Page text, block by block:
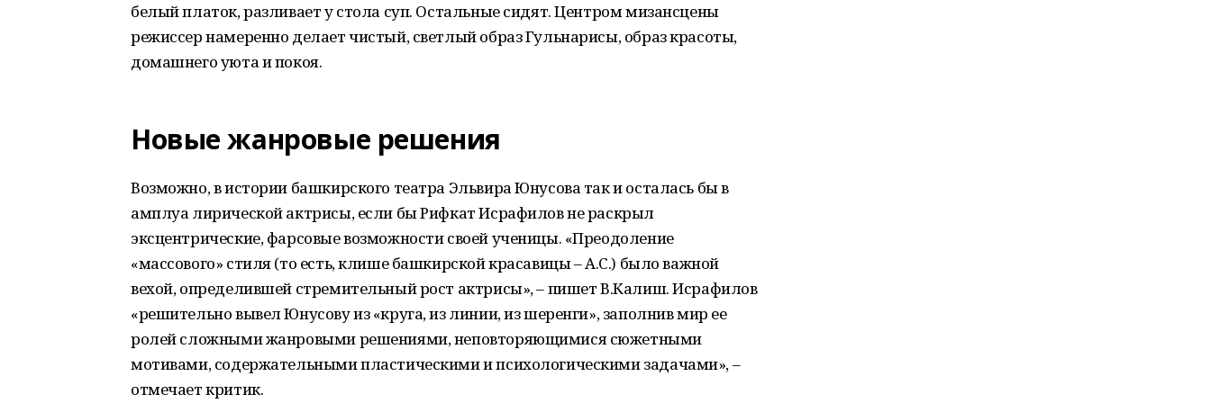
белый платок, разливает у стола суп. Остальные сидят. Центром мизансцены
режиссер намеренно делает чистый, светлый образ Гульнарисы, образ красоты,
домашнего уюта и покоя.
Новые жанровые решения
Возможно, в истории башкирского театра Эльвира Юнусова так и осталась бы в
амплуа лирической актрисы, если бы Рифкат Исрафилов не раскрыл
эксцентрические, фарсовые возможности своей ученицы. «Преодоление
«массового» стиля (то есть, клише башкирской красавицы – А.С.) было важной
вехой, определившей стремительный рост актрисы», – пишет В.Калиш. Исрафилов
«решительно вывел Юнусову из «круга, из линии, из шеренги», заполнив мир ее
ролей сложными жанровыми решениями, неповторяющимися сюжетными
мотивами, содержательными пластическими и психологическими задачами», –
отмечает критик.